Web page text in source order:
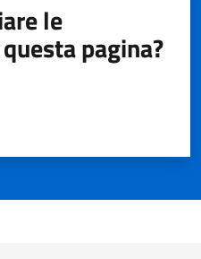
le
pagina?